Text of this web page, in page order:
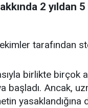
2 yıldan
tarafından
birlikte
başladı. Ancak,